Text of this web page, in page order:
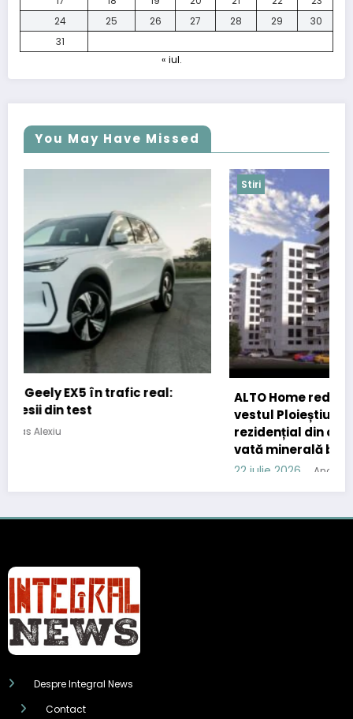
24
25 26 27 28 29
30
31
« iul.
You May Have Missed
ALTO Home redefinește locuirea premium în
vestul Ploieștiului. Primul ansamblu
rezidențial din oraș cu fațade ventilate din